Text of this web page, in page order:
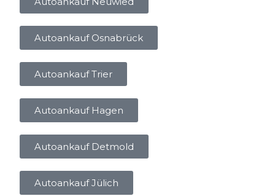
Autoankauf Osnabrück
Autoankauf Trier
Autoankauf Hagen
Autoankauf Detmold
Autoankauf Jülich